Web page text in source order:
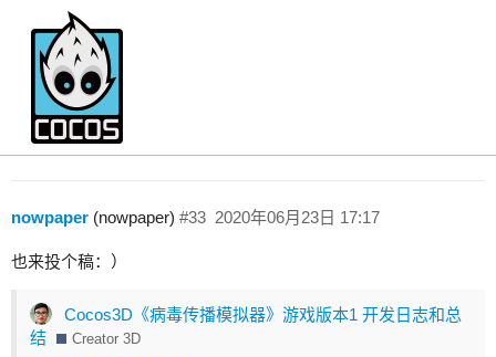
【评选名单】第2期征文活动已结束！
Creator 2.x
nowpaper (nowpaper) 2020年06月23日 17:17
#33
也来投个稿：）
Cocos3D《病毒传播模拟器》游戏版本1 开发日志和总
结
Creator 3D